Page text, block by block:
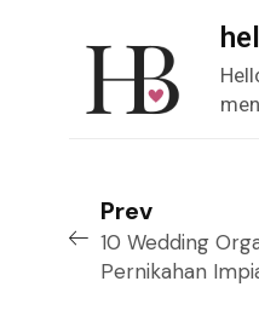
Prev
10 Wedding
Pernikahan